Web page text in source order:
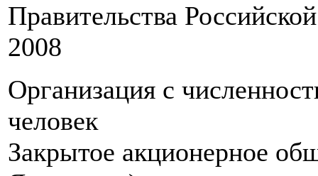
Правительства
2008
Организация с
человек
Закрытое акционерное